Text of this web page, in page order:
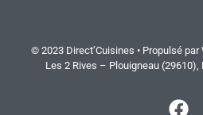
© 2023 Direct’Cuisines • Propulsé
Les 2 Rives – Plouigneau (29610),